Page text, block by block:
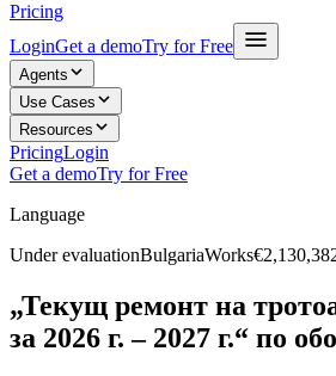
Pricing
LoginGet a demoTry for Free
Agents
Use Cases
Resources
PricingLogin
Get a demoTry for Free
Language
Under evaluationBulgariaWorks
„Текущ ремонт на
за 2026 г. – 2027 г.“ по